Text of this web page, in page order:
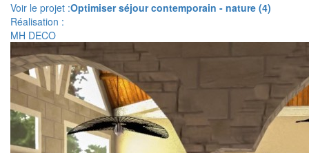
Voir le projet :Optimiser séjour contemporain - nature (4)
Réalisation :
MH DECO